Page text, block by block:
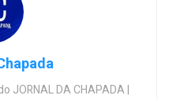
JORNAL DA CHAPADA |